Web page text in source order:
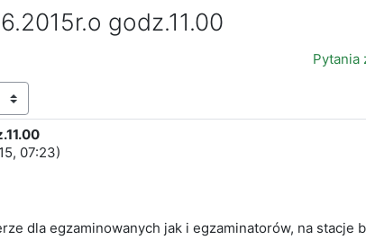
godz.11.00
Pytania
07:23)
dla egzaminowanych jak i egzaminatorów, na stacje